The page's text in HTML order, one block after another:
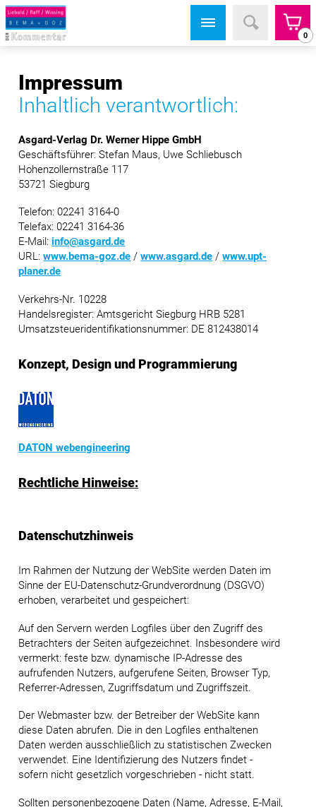
0
Impressum
Inhaltlich verantwortlich:
Asgard-Verlag Dr. Werner Hippe GmbH
Geschäftsführer: Stefan Maus, Uwe Schliebusch
Hohenzollernstraße 117
53721 Siegburg
Telefon: 02241 3164-0
Telefax: 02241 3164-36
E-Mail:info@asgard.de
URL:www.bema-goz.de /www.asgard.de /www.upt-
planer.de
Verkehrs-Nr. 10228
Handelsregister: Amtsgericht Siegburg HRB 5281
Umsatzsteueridentifikationsnummer: DE 812438014
Konzept, Design und Programmierung
DATON webengineering
Rechtliche Hinweise:
Datenschutzhinweis
Im Rahmen der Nutzung der WebSite werden Daten im
Sinne der EU-Datenschutz-Grundverordnung (DSGVO)
erhoben, verarbeitet und gespeichert:
Auf den Servern werden Logfiles über den Zugriff des
Betrachters der Seiten aufgezeichnet. Insbesondere wird
vermerkt: feste bzw. dynamische IP-Adresse des
aufrufenden Nutzers, aufgerufene Seiten, Browser Typ,
Referrer-Adressen, Zugriffsdatum und Zugriffszeit.
Der Webmaster bzw. der Betreiber der WebSite kann
diese Daten abrufen. Die in den Logfiles enthaltenen
Daten werden ausschließlich zu statistischen Zwecken
verwendet. Eine Identifizierung des Nutzers findet -
sofern nicht gesetzlich vorgeschrieben - nicht statt.
Sollten personenbezogene Daten (Name, Adresse, E-Mail,